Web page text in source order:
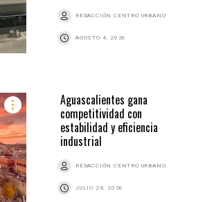
REDACCIÓN CENTRO URBANO
AGOSTO 4, 2026
Aguascalientes gana
competitividad con
estabilidad y eficiencia
industrial
REDACCIÓN CENTRO URBANO
JULIO 24, 2026